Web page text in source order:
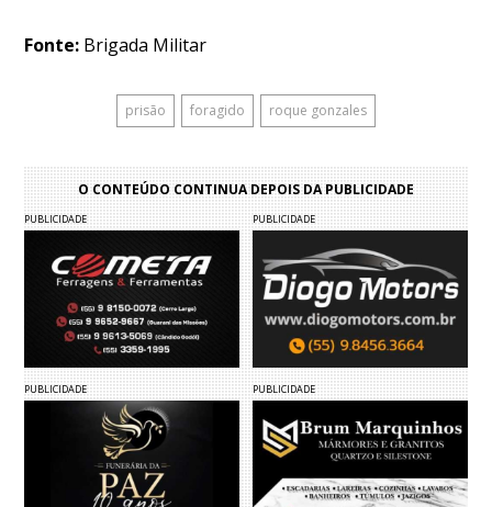
Fonte: Brigada Militar
prisão foragido roque gonzales
O CONTEÚDO CONTINUA DEPOIS DA PUBLICIDADE
PUBLICIDADE PUBLICIDADE
PUBLICIDADE PUBLICIDADE